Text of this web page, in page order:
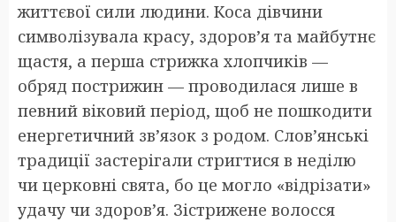
життєвої сили людини. Коса дівчини
символізувала красу, здоров’я та майбутнє
щастя, а перша стрижка хлопчиків —
обряд пострижин — проводилася лише в
певний віковий період, щоб не пошкодити
енергетичний зв’язок з родом. Слов’янські
традиції застерігали стригтися в неділю
чи церковні свята, бо це могло «відрізати»
удачу чи здоров’я. Зістрижене волосся